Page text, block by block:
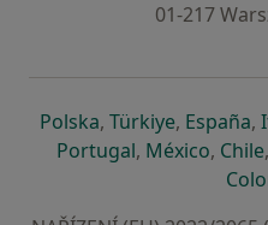
01-217
Polskase otevře v nové
, Türkiyese otevře
, España,
Portugalse otevře v
, Méxicose
, Chile,